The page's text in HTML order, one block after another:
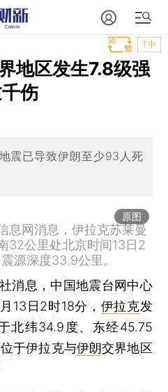
T中
地区发生7.8级强
伤
震已导致伊朗至少93人死
原图
息网消息，伊拉克苏莱曼
32公里处北京时间13日2
源深度33.9公里。
消息，中国地震台网中心
13日2时18分， 伊拉克发
北纬34.9度、东经45.75
于伊拉克与伊朗交界地区